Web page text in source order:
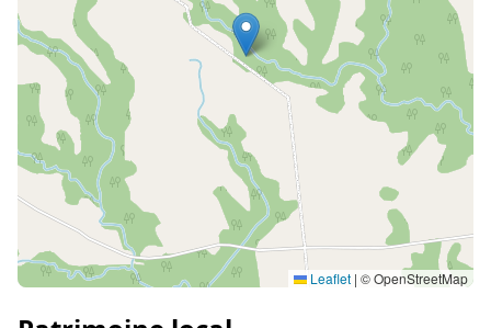
Leaflet | © OpenStreetMap